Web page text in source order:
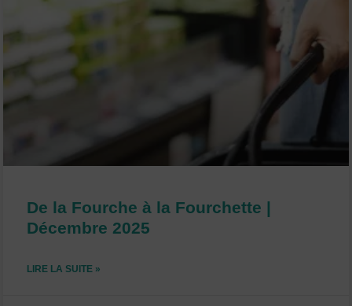
De la Fourche à la Fourchette |
Décembre 2025
LIRE LA SUITE »